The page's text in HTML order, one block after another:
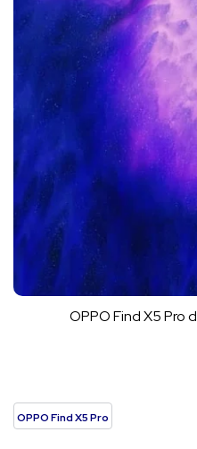
OPPO Find X5 Pro
OPPO Find X5 Pro